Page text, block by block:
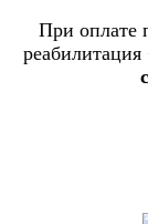
При оплате